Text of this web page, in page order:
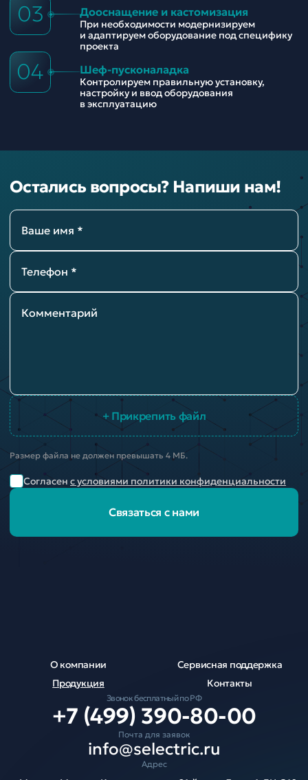
03 Дооснащение и кастомизация
При необходимости модернизируем
и адаптируем оборудование под специфику
проекта
04 Шеф-пусконаладка
Контролируем правильную установку,
настройку и ввод оборудования
в эксплуатацию
Остались вопросы? Напиши нам!
Ваше имя *
Телефон *
Комментарий
+ Прикрепить файл
Размер файла не должен превышать 4 МБ.
Согласен с условиями политики конфиденциальности
Связаться с нами
О компании
Продукция
Сервисная поддержка
Контакты
Звонок бесплатный по РФ
+7 (499) 390-80-00
Почта для заявок
info@selectric.ru
Адрес